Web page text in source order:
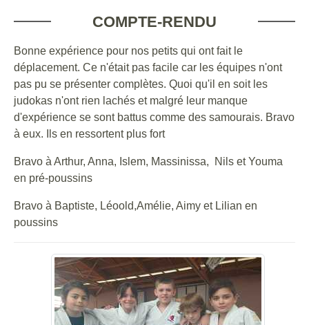
COMPTE-RENDU
Bonne expérience pour nos petits qui ont fait le
déplacement. Ce n'était pas facile car les équipes n'ont
pas pu se présenter complètes. Quoi qu'il en soit les
judokas n'ont rien lachés et malgré leur manque
d'expérience se sont battus comme des samourais. Bravo
à eux. Ils en ressortent plus fort
Bravo à Arthur, Anna, Islem, Massinissa, Nils et Youma
en pré-poussins
Bravo à Baptiste, Léoold,Amélie, Aimy et Lilian en
poussins